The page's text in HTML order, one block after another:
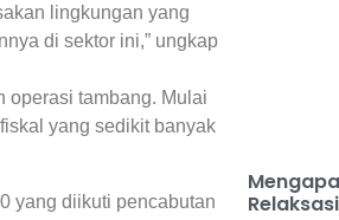
lingkungan yang
di sektor ini,” ungkap
operasi tambang. Mulai
yang sedikit banyak
yang diikuti pencabutan